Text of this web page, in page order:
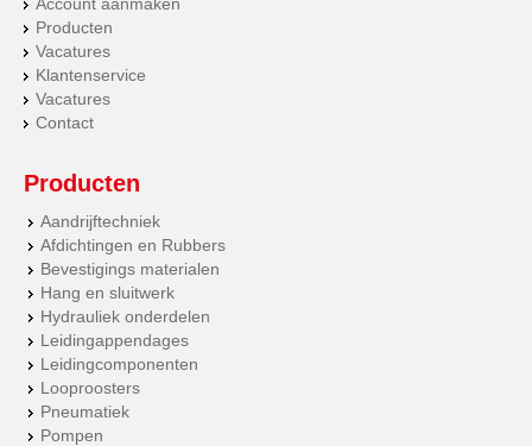
Producten
Vacatures
Klantenservice
Vacatures
Contact
Producten
Aandrijftechniek
Afdichtingen en Rubbers
Bevestigings materialen
Hang en sluitwerk
Hydrauliek onderdelen
Leidingappendages
Leidingcomponenten
Looproosters
Pneumatiek
Pompen